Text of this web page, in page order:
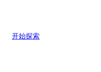
开始探索